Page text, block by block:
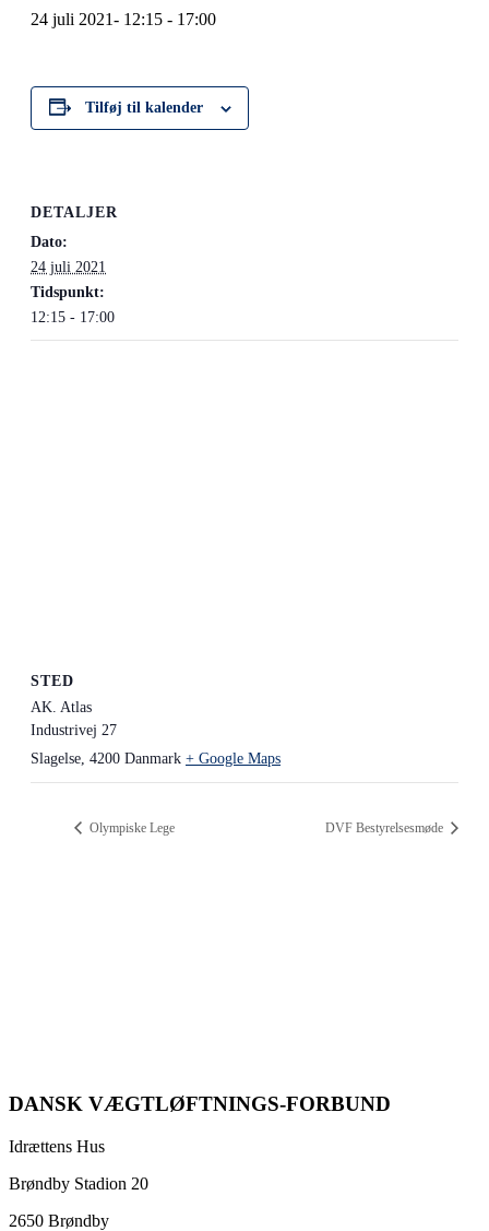
24 juli 2021- 12:15 - 17:00
Tilføj til kalender
DETALJER
Dato:
24 juli 2021
Tidspunkt:
12:15 - 17:00
STED
AK. Atlas
Industrivej 27
Slagelse, 4200 Danmark + Google Maps
Olympiske Lege DVF Bestyrelsesmøde
DANSK VÆGTLØFTNINGS-FORBUND
Idrættens Hus
Brøndby Stadion 20
2650 Brøndby